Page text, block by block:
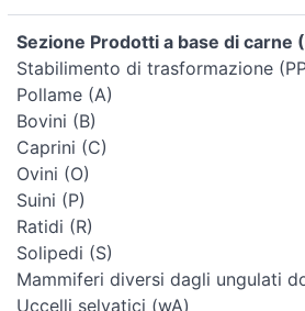
Sezione Prodotti a base di carne
Stabilimento di trasformazione
Pollame (A)
Bovini (B)
Caprini (C)
Ovini (O)
Suini (P)
Ratidi (R)
Solipedi (S)
Mammiferi diversi dagli ungulati
Uccelli selvatici (wA)